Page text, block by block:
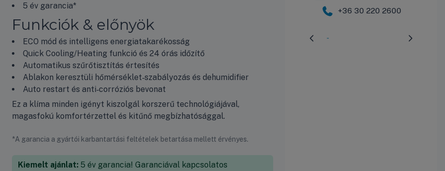
+36 30 220 2600
5 év garancia*
Funkciók & előnyök
ECO mód és intelligens energia­takarékosság
Quick Cooling/Heating funkció és 24 órás időzítő
Automatikus szűrőtisztítás értesítés
Ablakon keresztüli hőmérséklet‑szabályozás és dehumidifier
Auto restart és anti‑corróziós bevonat
Ez a klíma minden igényt kiszolgál korszerű technológiájával,
magasfokú komfortérzettel és kitűnő megbízhatósággal.
*A garancia a gyártói karbantartási feltételek betartása mellett érvényes.
Kiemelt ajánlat: 5 év garancia! Garanciával kapcsolatos